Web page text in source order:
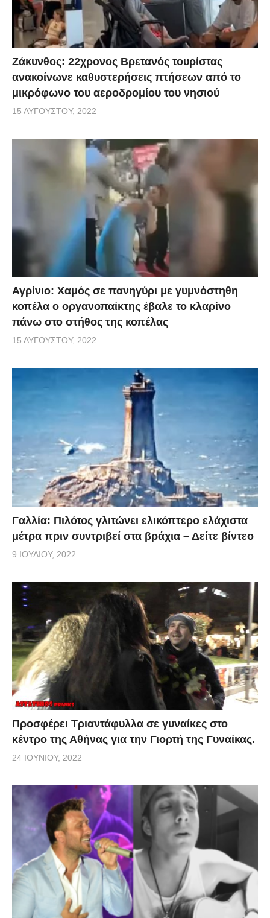
Ζάκυνθος: 22χρονος Βρετανός τουρίστας
ανακοίνωνε καθυστερήσεις πτήσεων από το
μικρόφωνο του αεροδρομίου του νησιού
15 ΑΥΓΟΎΣΤΟΥ, 2022
Αγρίνιο: Χαμός σε πανηγύρι με γυμνόστηθη
κοπέλα ο οργανοπαίκτης έβαλε το κλαρίνο
πάνω στο στήθος της κοπέλας
15 ΑΥΓΟΎΣΤΟΥ, 2022
Γαλλία: Πιλότος γλιτώνει ελικόπτερο ελάχιστα
μέτρα πριν συντριβεί στα βράχια – Δείτε βίντεο
9 ΙΟΥΛΊΟΥ, 2022
Προσφέρει Τριαντάφυλλα σε γυναίκες στο
κέντρο της Αθήνας για την Γιορτή της Γυναίκας.
24 ΙΟΥΝΊΟΥ, 2022